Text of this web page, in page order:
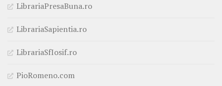
LibrariaPresaBuna.ro
LibrariaSapientia.ro
LibrariaSfIosif.ro
PioRomeno.com